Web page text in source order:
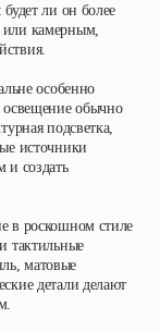
ли он более
или камерным,
особенно
освещение обычно
подсветка,
источники
и создать
в роскошном стиле
тактильные
матовые
детали делают